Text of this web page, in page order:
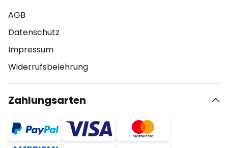
AGB
Datenschutz
Impressum
Widerrufsbelehrung
Zahlungsarten